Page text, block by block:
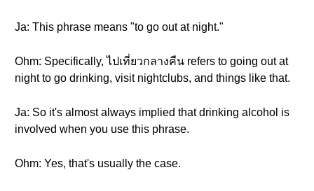
Ja: This phrase means "to go out at night."
Ohm: Specifically, ไปเที่ยวกลางคืน refers to going out at
night to go drinking, visit nightclubs, and things like that.
Ja: So it's almost always implied that drinking alcohol is
involved when you use this phrase.
Ohm: Yes, that's usually the case.